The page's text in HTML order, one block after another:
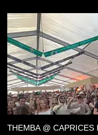
THEMBA @ CAPRICES